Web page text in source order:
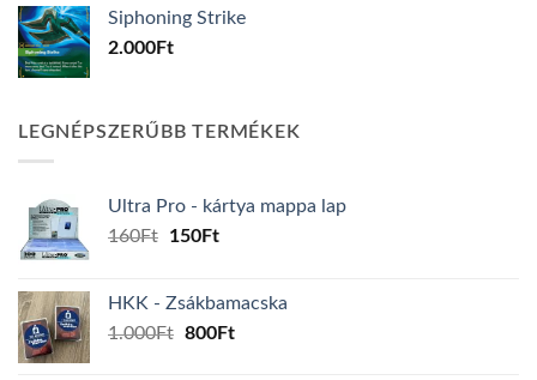
Siphoning Strike
2.000Ft
LEGNÉPSZERŰBB TERMÉKEK
Ultra Pro - kártya mappa lap
160Ft
Original
160Ft.
150FtCurrent
150Ft.
HKK - Zsákbamacska
1.000Ft Original
800FtCurrent